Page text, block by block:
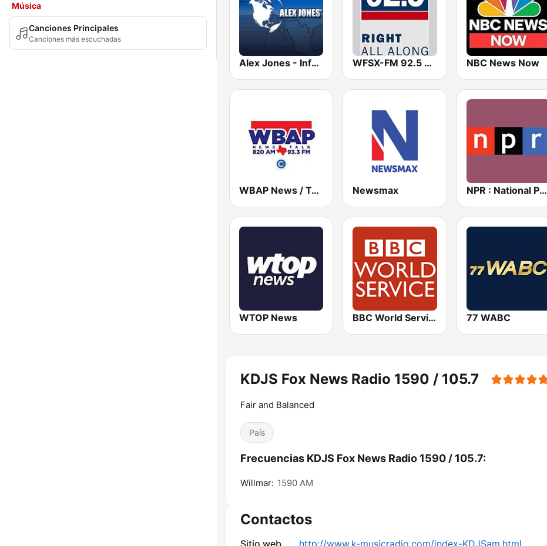
Música
Canciones Principales
Canciones más escuchadas
Alex Jones - Infowars.com WFSX-FM 92.5 Right All Along (US Only) NBC News Now
WBAP News / Talk 820 AM and 96.7 FM Newsmax NPR : National Public Radio
WTOP News BBC World Service 77 WABC
KDJS Fox News Radio 1590 / 105.7
Fair and Balanced
País
Frecuencias KDJS Fox News Radio 1590 / 105.7:
Willmar: 1590 AM
Contactos